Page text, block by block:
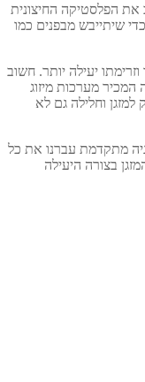
את הפלסטיקה החיצונית
המזגן על חום למשך 10 דקות כדי שיתייבש מבפנים כמו
יעילה יותר. חשוב
המכיר מערכות מיזוג
למזגן וחלילה גם לא
מתקדמת עברנו את כל
בצורה היעילה